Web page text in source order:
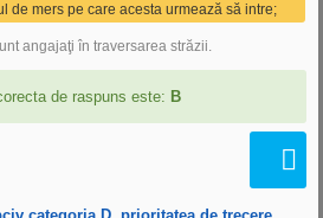
de mers pe care acesta urmează să intre;
angajaţi în traversarea străzii.
de raspuns este: B